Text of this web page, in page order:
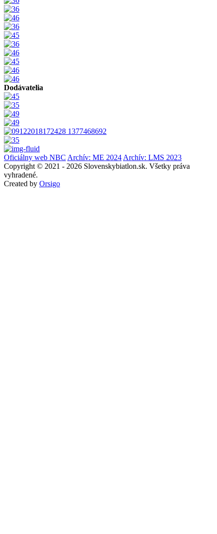
Dodávatelia
Oficiálny web NBC Archív: ME 2024 Archív: LMS 2023
Copyright © 2021 - 2026 Slovenskybiatlon.sk. Všetky práva
vyhradené.
Created by Orsigo